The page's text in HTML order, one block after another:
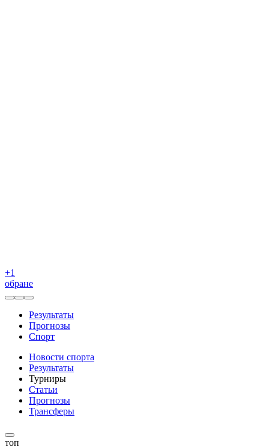
+1
обране
Результаты
Прогнозы
Спорт
Новости спорта
Результаты
Турниры
Статьи
Прогнозы
Трансферы
топ